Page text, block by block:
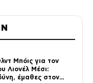
Μπόις για τον
Λιονέλ Μέσι:
έμαθες στον